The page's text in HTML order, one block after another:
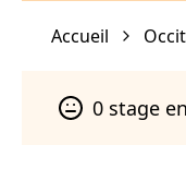
Accueil
0stage